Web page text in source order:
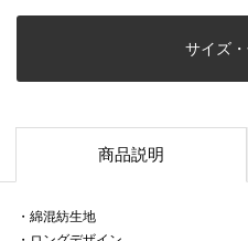
サイズ
商品説明
・綿混紡生地